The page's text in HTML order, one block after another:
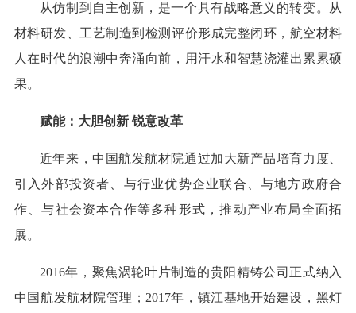
从仿制到自主创新，是一个具有战略意义的转变。从
材料研发、工艺制造到检测评价形成完整闭环，航空材料
人在时代的浪潮中奔涌向前，用汗水和智慧浇灌出累累硕
果。
赋能：大胆创新 锐意改革
近年来，中国航发航材院通过加大新产品培育力度、
引入外部投资者、与行业优势企业联合、与地方政府合
作、与社会资本合作等多种形式，推动产业布局全面拓
展。
2016年，聚焦涡轮叶片制造的贵阳精铸公司正式纳入
中国航发航材院管理；2017年，镇江基地开始建设，黑灯